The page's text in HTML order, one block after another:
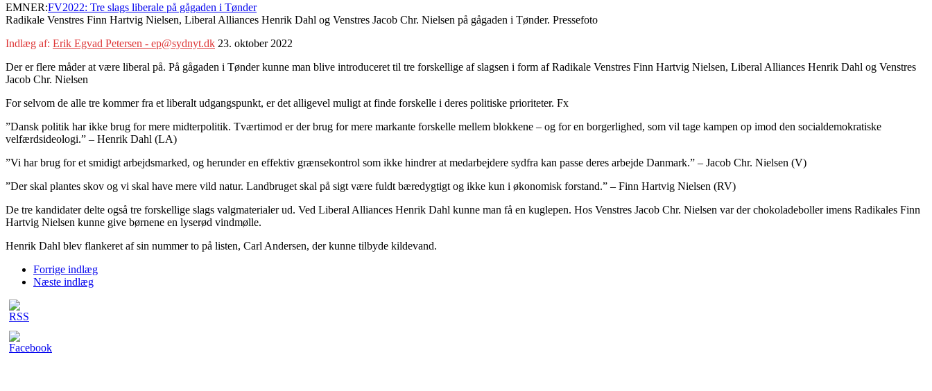
EMNER:FV2022: Tre slags liberale på gågaden i Tønder
Radikale Venstres Finn Hartvig Nielsen, Liberal Alliances Henrik Dahl og Venstres Jacob Chr. Nielsen på gågaden i Tønder. Pressefoto
Indlæg af: Erik Egvad Petersen - ep@sydnyt.dk 23. oktober 2022
Der er flere måder at være liberal på. På gågaden i Tønder kunne man blive introduceret til tre forskellige af slagsen i form af Radikale Venstres Finn Hartvig Nielsen, Liberal Alliances Henrik Dahl og Venstres
Jacob Chr. Nielsen
For selvom de alle tre kommer fra et liberalt udgangspunkt, er det alligevel muligt at finde forskelle i deres politiske prioriteter. Fx
”Dansk politik har ikke brug for mere midterpolitik. Tværtimod er der brug for mere markante forskelle mellem blokkene – og for en borgerlighed, som vil tage kampen op imod den socialdemokratiske
velfærdsideologi.” – Henrik Dahl (LA)
”Vi har brug for et smidigt arbejdsmarked, og herunder en effektiv grænsekontrol som ikke hindrer at medarbejdere sydfra kan passe deres arbejde Danmark.” – Jacob Chr. Nielsen (V)
”Der skal plantes skov og vi skal have mere vild natur. Landbruget skal på sigt være fuldt bæredygtigt og ikke kun i økonomisk forstand.” – Finn Hartvig Nielsen (RV)
De tre kandidater delte også tre forskellige slags valgmaterialer ud. Ved Liberal Alliances Henrik Dahl kunne man få en kuglepen. Hos Venstres Jacob Chr. Nielsen var der chokoladeboller imens Radikales Finn
Hartvig Nielsen kunne give børnene en lyserød vindmølle.
Henrik Dahl blev flankeret af sin nummer to på listen, Carl Andersen, der kunne tilbyde kildevand.
Forrige indlæg
Næste indlæg